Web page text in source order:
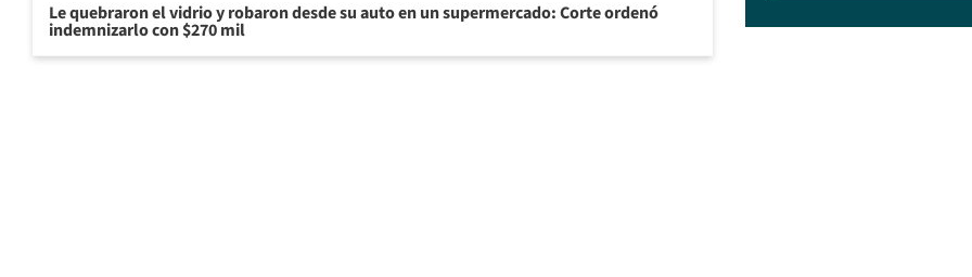
Le quebraron el vidrio y robaron desde su auto en un supermercado: Corte ordenó
indemnizarlo con $270 mil